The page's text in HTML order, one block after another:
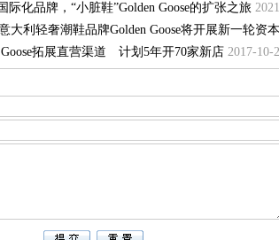
际化品牌，“小脏鞋”Golden Goose的扩张之旅
大利轻奢潮鞋品牌Golden Goose将开展新一轮资
拓展直营渠道 计划5年开70家新店 2017-10-